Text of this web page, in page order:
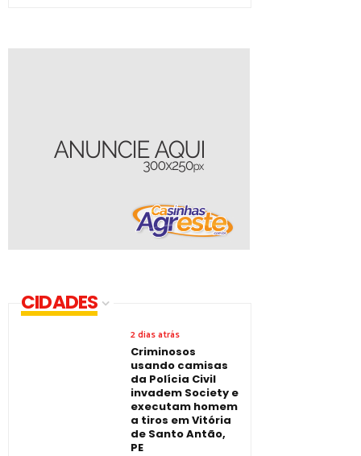
CIDADES
2 dias atrás
Criminosos
usando camisas
da Polícia Civil
invadem Society e
executam homem
a tiros em Vitória
de Santo Antão,
PE